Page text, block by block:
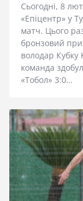
Сьогодні, 8
«Епіцентр» у
матч. Цього
бронзовий
володар Кубку
команда
«Тобол» 3:0…